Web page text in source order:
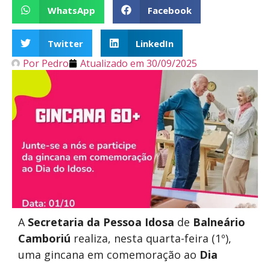
WhatsApp Facebook
Twitter LinkedIn
Por Pedro Atualizado em 30/09/2025
A Secretaria da Pessoa Idosa de Balneário
Camboriú realiza, nesta quarta-feira (1º),
uma gincana em comemoração ao Dia